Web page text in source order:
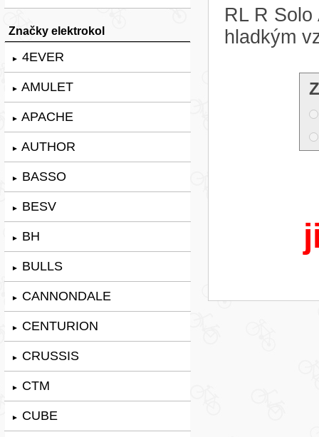
Značky elektrokol
► 4EVER
► AMULET
► APACHE
► AUTHOR
► BASSO
► BESV
► BH
► BULLS
► CANNONDALE
► CENTURION
► CRUSSIS
► CTM
► CUBE
RL R
hladkým